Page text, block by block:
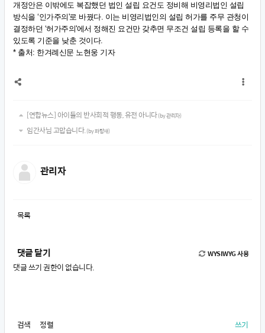
개정안은 이밖에도 복잡했던 법인 설립 요건도 정비해 비영리법인 설립
방식을 ‘인가주의'로 바꿨다. 이는 비영리법인의 설립 허가를 주무 관청이
결정하던 ‘허가주의'에서 정해진 요건만 갖추면 무조건 설립 등록을 할 수
있도록 기준을 낮춘 것이다.
* 출처: 한겨례신문 노현웅 기자
[연합뉴스] 아이들의 반사회적 행동, 유전 아니다(by 관리자)
임간사님 고맙습니다.(by 파랑새)
관리자
목록
댓글 달기 WYSIWYG 사용
댓글 쓰기 권한이 없습니다.
검색 정렬 쓰기